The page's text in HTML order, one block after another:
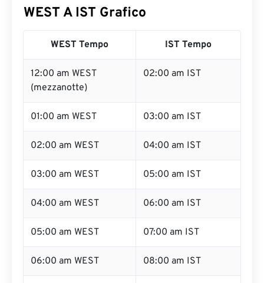
WEST A IST Grafico
WEST Tempo IST Tempo
12:00 am WEST
(mezzanotte)
02:00 am IST
01:00 am WEST 03:00 am IST
02:00 am WEST 04:00 am IST
03:00 am WEST 05:00 am IST
04:00 am WEST 06:00 am IST
05:00 am WEST 07:00 am IST
06:00 am WEST 08:00 am IST